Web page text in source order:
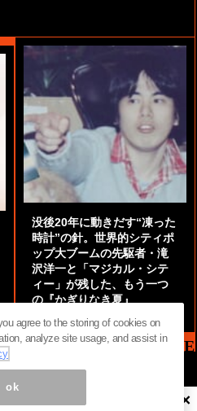
没後20年に動きだす“凍った
時計”の針。世界的シティポ
ップ大ブームの先駆者・滝
沢洋一と「マジカル・シテ
ィー」が残した、もう一つ
の『かぎりなき夏』
MAG2 NEWS HEADLINE
属します。無断転載を禁じます。 © ×
agree to the storing of cookies on
analyze site usage, and assist in
ok